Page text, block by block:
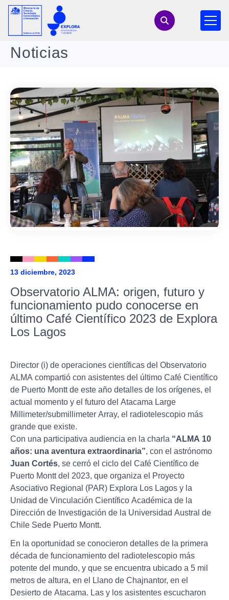
Noticias
13 diciembre, 2023
Observatorio ALMA: origen, futuro y
funcionamiento pudo conocerse en
último Café Científico 2023 de Explora
Los Lagos
Director (i) de operaciones científicas del Observatorio
ALMA compartió con asistentes del último Café Científico
de Puerto Montt de este año detalles de los orígenes, el
actual momento y el futuro del Atacama Large
Millimeter/submillimeter Array, el radiotelescopio más
grande que existe.
Con una participativa audiencia en la charla “ALMA 10
años: una aventura extraordinaria”, con el astrónomo
Juan Cortés, se cerró el ciclo del Café Científico de
Puerto Montt del 2023, que organiza el Proyecto
Asociativo Regional (PAR) Explora Los Lagos y la
Unidad de Vinculación Científico Académica de la
Dirección de Investigación de la Universidad Austral de
Chile Sede Puerto Montt.
En la oportunidad se conocieron detalles de la primera
década de funcionamiento del radiotelescopio más
potente del mundo, y que se encuentra ubicado a 5 mil
metros de altura, en el Llano de Chajnantor, en el
Desierto de Atacama. Las y los asistentes escucharon